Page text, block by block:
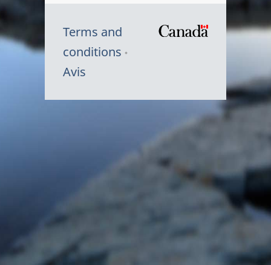
Terms and
conditions
Avis
du